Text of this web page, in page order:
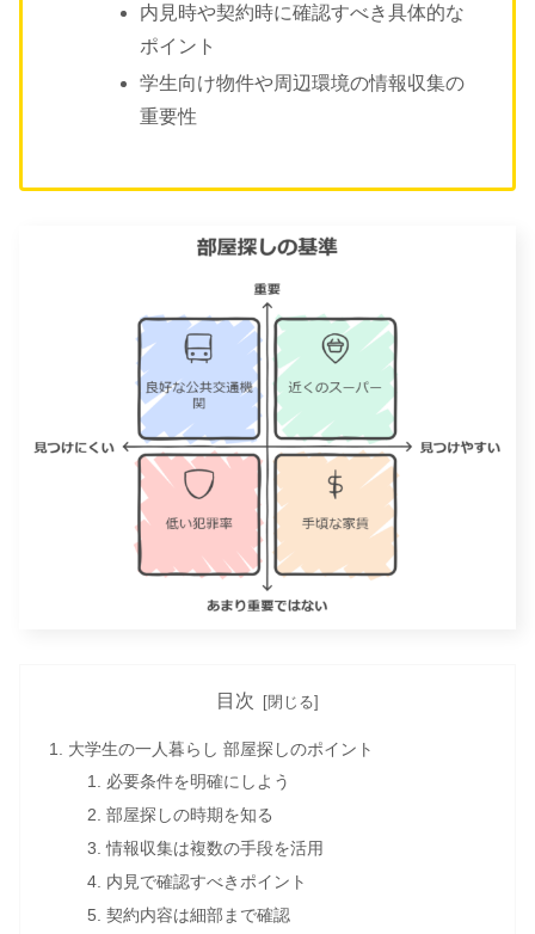
内見時や契約時に確認すべき具体的な
ポイント
学生向け物件や周辺環境の情報収集の
重要性
目次
大学生の一人暮らし 部屋探しのポイント
必要条件を明確にしよう
部屋探しの時期を知る
情報収集は複数の手段を活用
内見で確認すべきポイント
契約内容は細部まで確認